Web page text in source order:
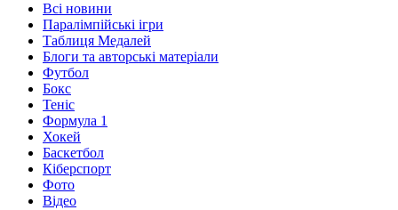
Всі новини
Паралімпійські ігри
Таблиця Медалей
Блоги та авторські матеріали
Футбол
Бокс
Теніс
Формула 1
Хокей
Баскетбол
Кіберспорт
Фото
Відео